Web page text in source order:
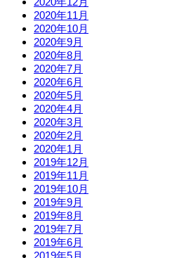
2020年11月
2020年10月
2020年9月
2020年8月
2020年7月
2020年6月
2020年5月
2020年4月
2020年3月
2020年2月
2020年1月
2019年12月
2019年11月
2019年10月
2019年9月
2019年8月
2019年7月
2019年6月
2019年5月